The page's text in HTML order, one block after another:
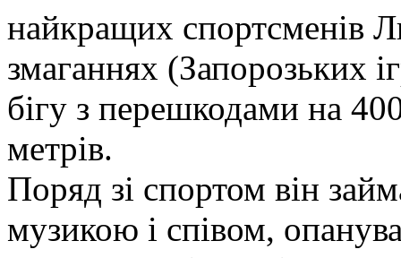
найкращих спортсменів
змаганнях (Запорозьких
бігу з перешкодами на
метрів.
Поряд зі спортом він
музикою і співом,